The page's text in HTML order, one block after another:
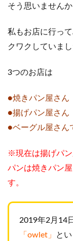
そう思いません
私もお店に行っ
クワクしていま
3つのお店は
●焼きパン屋さん
●揚げパン屋さん
●ベーグル屋さん
※現在は揚げパ
パンは焼きパン
す。
2019年2月14
「owlet」
と